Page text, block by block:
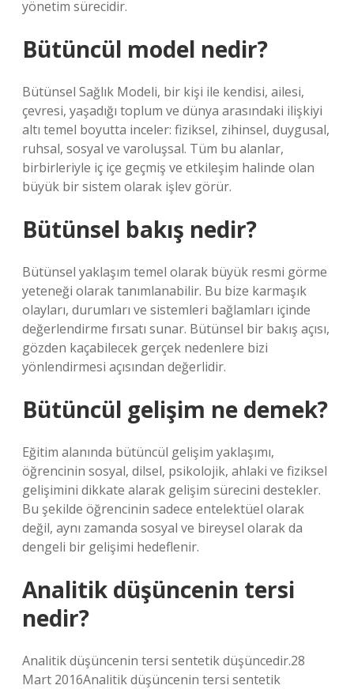
yönetim sürecidir.
Bütüncül model nedir?
Bütünsel Sağlık Modeli, bir kişi ile kendisi, ailesi,
çevresi, yaşadığı toplum ve dünya arasındaki ilişkiyi
altı temel boyutta inceler: fiziksel, zihinsel, duygusal,
ruhsal, sosyal ve varoluşsal. Tüm bu alanlar,
birbirleriyle iç içe geçmiş ve etkileşim halinde olan
büyük bir sistem olarak işlev görür.
Bütünsel bakış nedir?
Bütünsel yaklaşım temel olarak büyük resmi görme
yeteneği olarak tanımlanabilir. Bu bize karmaşık
olayları, durumları ve sistemleri bağlamları içinde
değerlendirme fırsatı sunar. Bütünsel bir bakış açısı,
gözden kaçabilecek gerçek nedenlere bizi
yönlendirmesi açısından değerlidir.
Bütüncül gelişim ne demek?
Eğitim alanında bütüncül gelişim yaklaşımı,
öğrencinin sosyal, dilsel, psikolojik, ahlaki ve fiziksel
gelişimini dikkate alarak gelişim sürecini destekler.
Bu şekilde öğrencinin sadece entelektüel olarak
değil, aynı zamanda sosyal ve bireysel olarak da
dengeli bir gelişimi hedeflenir.
Analitik düşüncenin tersi
nedir?
Analitik düşüncenin tersi sentetik düşüncedir.28
Mart 2016Analitik düşüncenin tersi sentetik